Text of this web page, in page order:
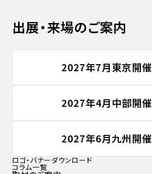
出展・来場のご案内
2027年7月東京開催
2027年4月中部開催
2027年6月九州開催
ロゴ・バナーダウンロード
コラム一覧